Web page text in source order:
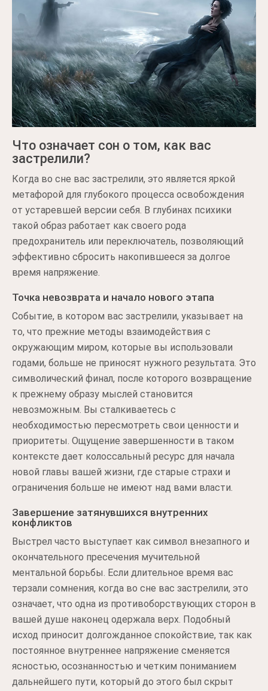
Что означает сон о том, как вас
застрелили?
Когда во сне вас застрелили, это является яркой
метафорой для глубокого процесса освобождения
от устаревшей версии себя. В глубинах психики
такой образ работает как своего рода
предохранитель или переключатель, позволяющий
эффективно сбросить накопившееся за долгое
время напряжение.
Точка невозврата и начало нового этапа
Событие, в котором вас застрелили, указывает на
то, что прежние методы взаимодействия с
окружающим миром, которые вы использовали
годами, больше не приносят нужного результата. Это
символический финал, после которого возвращение
к прежнему образу мыслей становится
невозможным. Вы сталкиваетесь с
необходимостью пересмотреть свои ценности и
приоритеты. Ощущение завершенности в таком
контексте дает колоссальный ресурс для начала
новой главы вашей жизни, где старые страхи и
ограничения больше не имеют над вами власти.
Завершение затянувшихся внутренних
конфликтов
Выстрел часто выступает как символ внезапного и
окончательного пресечения мучительной
ментальной борьбы. Если длительное время вас
терзали сомнения, когда во сне вас застрелили, это
означает, что одна из противоборствующих сторон в
вашей душе наконец одержала верх. Подобный
исход приносит долгожданное спокойствие, так как
постоянное внутреннее напряжение сменяется
ясностью, осознанностью и четким пониманием
дальнейшего пути, который до этого был скрыт